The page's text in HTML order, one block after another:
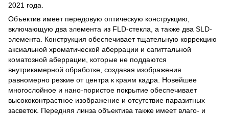
2021 года.
Объектив имеет передовую оптическую конструкцию,
включающую два элемента из FLD-стекла, а также два SLD-
элемента. Конструкция обеспечивает тщательную коррекцию
аксиальной хроматической аберрации и сагиттальной
коматозной аберрации, которые не поддаются
внутрикамерной обработке, создавая изображения
равномерно резкие от центра к краям кадра. Новейшее
многослойное и нано-пористое покрытие обеспечивает
высококонтрастное изображение и отсутствие паразитных
засветок. Передняя линза объектива также имеет влаго- и